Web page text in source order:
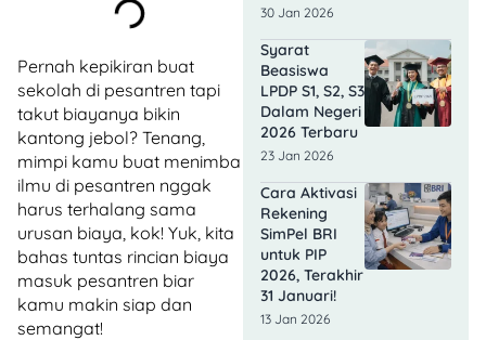
Pernah kepikiran buat
sekolah di pesantren tapi
takut biayanya bikin
kantong jebol? Tenang,
mimpi kamu buat menimba
ilmu di pesantren nggak
harus terhalang sama
urusan biaya, kok! Yuk, kita
bahas tuntas rincian biaya
masuk pesantren biar
kamu makin siap dan
semangat!
30 Jan 2026
Syarat
Beasiswa
LPDP S1, S2, S3
Dalam Negeri
2026 Terbaru
23 Jan 2026
Cara Aktivasi
Rekening
SimPel BRI
untuk PIP
2026, Terakhir
31 Januari!
13 Jan 2026